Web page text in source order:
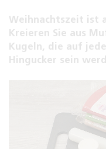
Weihnachtszeit ist
Kreieren Sie aus
Kugeln, die auf
Hingucker sein